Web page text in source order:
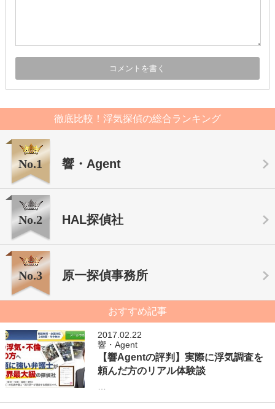
徹底比較！浮気探偵の総合ランキング
No.1 響・Agent
No.2 HAL探偵社
No.3 原一探偵事務所
おすすめ記事
2017.02.22
響・Agent
【響Agentの評判】実際に浮気調査を
頼んだ方のリアル体験談